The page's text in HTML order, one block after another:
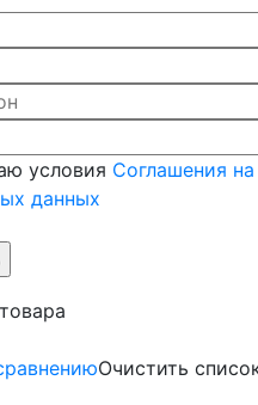
условия Соглашения
данных
Очистить